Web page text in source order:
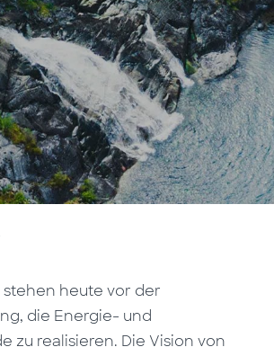
heute vor der
die Energie- und
zu realisieren. Die Vision von